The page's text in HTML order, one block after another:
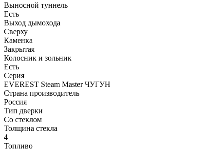
Выносной туннель
Есть
Выход дымохода
Сверху
Каменка
Закрытая
Колосник и зольник
Есть
Серия
EVEREST Steam Master ЧУГУН
Страна производитель
Россия
Тип дверки
Со стеклом
Толщина стекла
4
Топливо